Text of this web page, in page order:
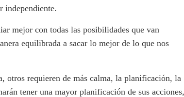
independiente.
mejor con todas las posibilidades que van
equilibrada a sacar lo mejor de lo que nos
otros requieren de más calma, la planificación, la
tener una mayor planificación de sus acciones,